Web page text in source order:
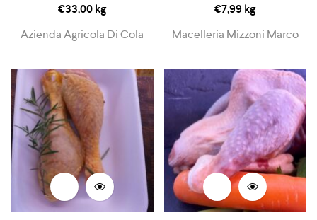
€33,00kg
Azienda Agricola Di Cola
€7,99 kg
Macelleria Mizzoni Marco